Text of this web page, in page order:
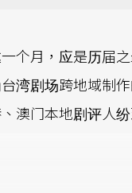
个月，应是历届
湾剧场跨地域制
澳门本地剧评人